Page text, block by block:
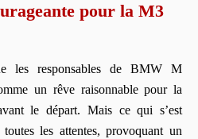
pour la M3
les responsables de BMW M
un rêve raisonnable pour la
le départ. Mais ce qui s’est
les attentes, provoquant un